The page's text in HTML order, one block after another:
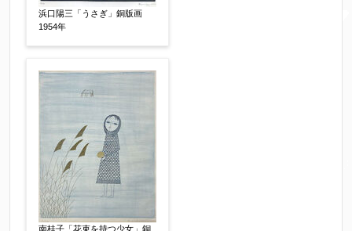
※携帯電話などご連絡が取りやすいお電話番号を
お願い致します。
郵便番号 【必須】
↓郵便番号を入力すると住所の最初が自動入力さ
浜口陽三「うさぎ」銅版画
1954年
南桂子「花束を持つ少女」銅